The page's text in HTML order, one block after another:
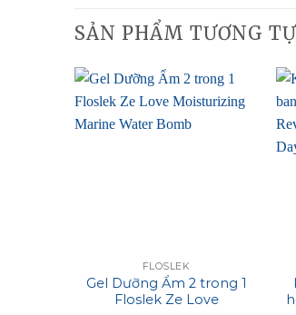
SẢN PHẨM TƯƠNG TỰ
FLOSLEK
Gel Dưỡng Ẩm 2 trong 1
Floslek Ze Love